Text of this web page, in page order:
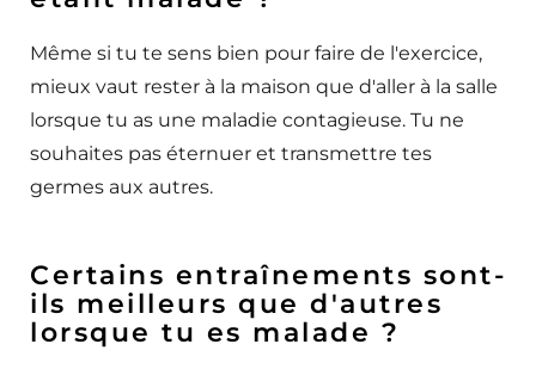
Même si tu te sens bien pour faire de l'exercice,
mieux vaut rester à la maison que d'aller à la salle
lorsque tu as une maladie contagieuse. Tu ne
souhaites pas éternuer et transmettre tes
germes aux autres.
Certains entraînements sont-
ils meilleurs que d'autres
lorsque tu es malade ?